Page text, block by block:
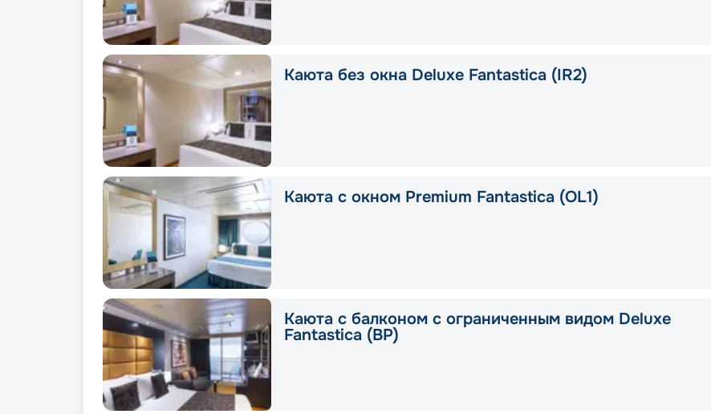
Каюта без окна Deluxe Fantastica (IR2)
Каюта с окном Premium Fantastica (OL1)
Каюта с балконом с ограниченным видом Deluxe
Fantastica (BP)